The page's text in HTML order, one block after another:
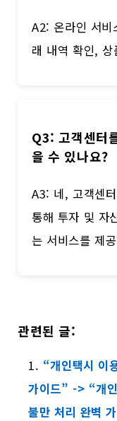
A2: 온라인 서비
래 내역 확인,
Q3: 고객센터
을 수 있나요?
A3: 네, 고객센
통해 투자 및 자
는 서비스를 제
관련된 글:
“개인택시 이
가이드” -> “개
불만 처리 완벽